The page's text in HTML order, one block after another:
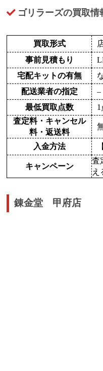
ゴリラーズの買取情
買取形式
事前見積もり
宅配キットの有無
配送業者の指定
–
最低買取点数
査定料・キャンセル
料・返送料
入金方法
キャンペーン
査
え
錬金堂 甲府店